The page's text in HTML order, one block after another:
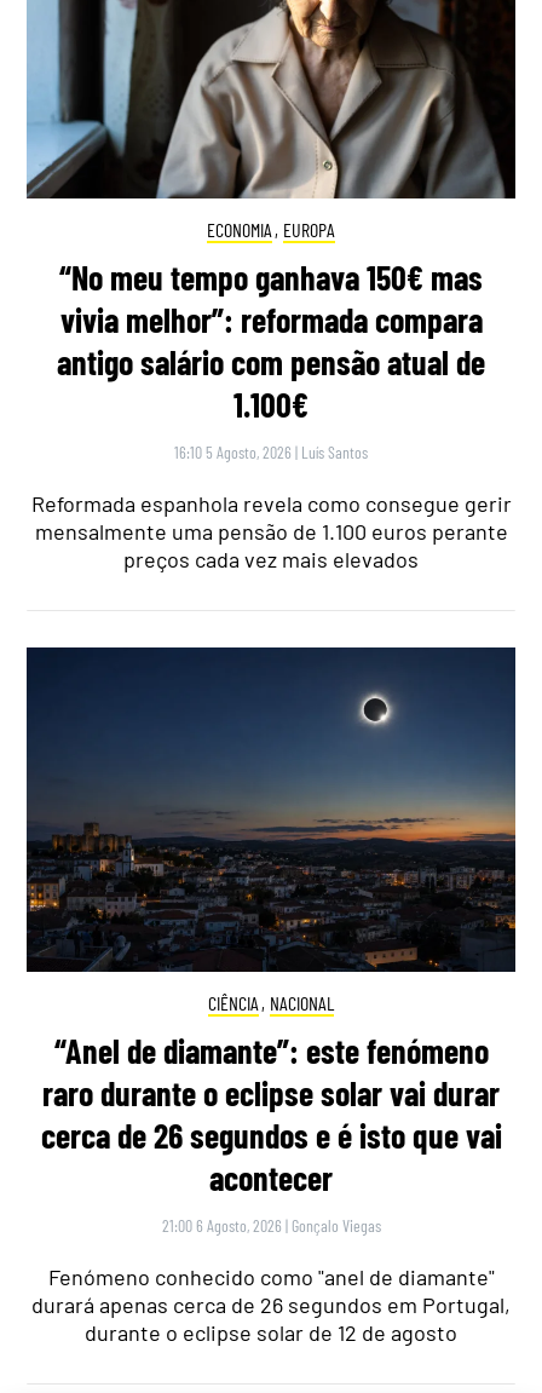
ECONOMIA , EUROPA
“No meu tempo ganhava 150€ mas
vivia melhor”: reformada compara
antigo salário com pensão atual de
1.100€
16:10 5 Agosto, 2026 | Luís Santos
Reformada espanhola revela como consegue gerir
mensalmente uma pensão de 1.100 euros perante
preços cada vez mais elevados
CIÊNCIA , NACIONAL
“Anel de diamante”: este fenómeno
raro durante o eclipse solar vai durar
cerca de 26 segundos e é isto que vai
acontecer
21:00 6 Agosto, 2026 | Gonçalo Viegas
Fenómeno conhecido como "anel de diamante"
durará apenas cerca de 26 segundos em Portugal,
durante o eclipse solar de 12 de agosto